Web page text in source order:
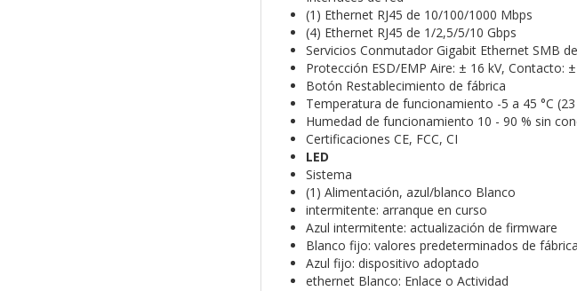
(1) Ethernet RJ45 de 10/100/1000 Mbps
(4) Ethernet RJ45 de 1/2,5/5/10 Gbps
Servicios Conmutador Gigabit Ethernet SMB
Protección ESD/EMP Aire: ± 16 kV, Contacto:
Botón Restablecimiento de fábrica
Temperatura de funcionamiento -5 a 45 °C (23
Humedad de funcionamiento 10 - 90 % sin
Certificaciones CE, FCC, CI
LED
Sistema
(1) Alimentación, azul/blanco Blanco
intermitente: arranque en curso
Azul intermitente: actualización de firmware
Blanco fijo: valores predeterminados de
Azul fijo: dispositivo adoptado
ethernet Blanco: Enlace o Actividad